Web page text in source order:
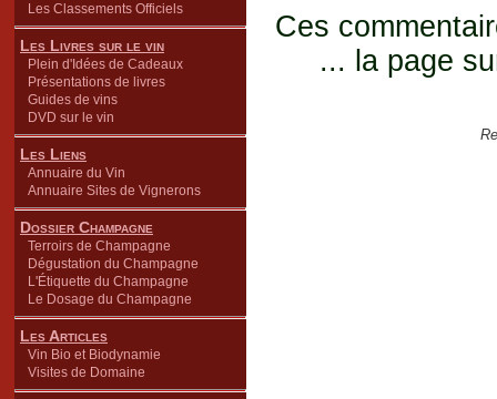
Les Classements Officiels
Les Livres sur le vin
Plein d'Idées de Cadeaux
Présentations de livres
Guides de vins
DVD sur le vin
Les Liens
Annuaire du Vin
Annuaire Sites de Vignerons
Dossier Champagne
Terroirs de Champagne
Dégustation du Champagne
L'Étiquette du Champagne
Le Dosage du Champagne
Les Articles
Vin Bio et Biodynamie
Visites de Domaine
Ces
... la page